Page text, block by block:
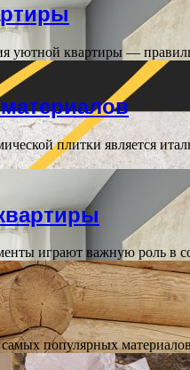
уютной квартиры —
плитки является
играют важную роль
популярных